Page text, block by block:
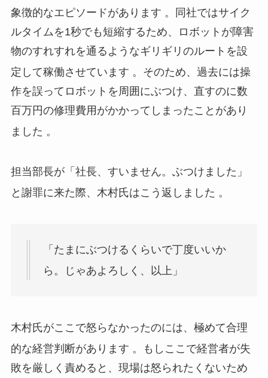
象徴的なエピソードがあります 。同社ではサイク
ルタイムを1秒でも短縮するため、ロボットが障害
物のすれすれを通るようなギリギリのルートを設
定して稼働させています 。そのため、過去には操
作を誤ってロボットを周囲にぶつけ、直すのに数
百万円の修理費用がかかってしまったことがあり
ました 。
担当部長が「社長、すいません。ぶつけました」
と謝罪に来た際、木村氏はこう返しました 。
「たまにぶつけるくらいで丁度いいか
ら。じゃあよろしく、以上」
木村氏がここで怒らなかったのには、極めて合理
的な経営判断があります 。もしここで経営者が失
敗を厳しく責めると、現場は怒られたくないため